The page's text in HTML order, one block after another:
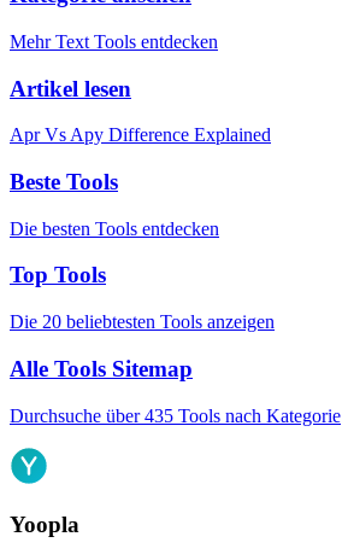
Mehr Text Tools entdecken
Artikel lesen
Apr Vs Apy Difference Explained
Beste Tools
Die besten Tools entdecken
Top Tools
Die 20 beliebtesten Tools anzeigen
Alle Tools Sitemap
Durchsuche über 435 Tools nach Kategorie
Yoopla